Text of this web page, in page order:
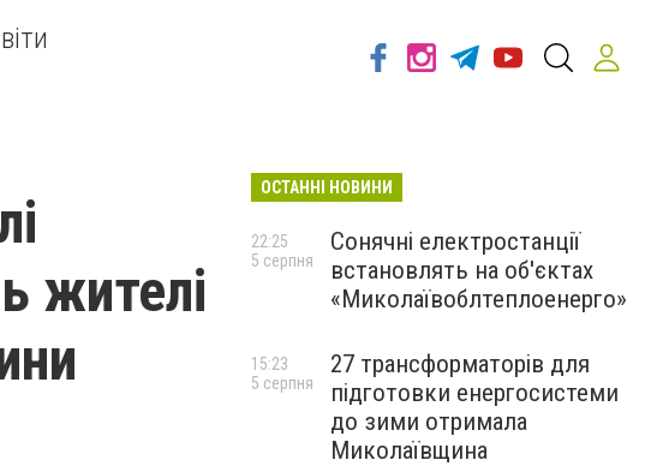
жителі
ОСТАННІ НОВИНИ
Сонячні електростанції
встановлять на об'єктах
«Миколаївоблтеплоенерго»
22:25
5 серпня
27 трансформаторів для
підготовки енергосистеми
до зими отримала
Миколаївщина
15:23
5 серпня